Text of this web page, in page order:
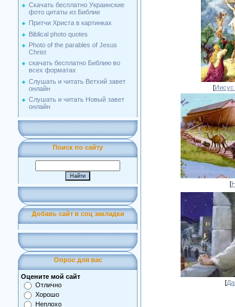
Скачать бесплатно Украинские
фото цитаты из Библии
Притчи Христа в картинках
Biblical photo quotes
Photo of the parables of Jesus
Christ
скачать бесплатно Библию во
всех форматах
Слушать и читать Ветхий завет
онлайн
Слушать и читать Новый завет
онлайн
Поиск по сайту
Добавь сайт в соц закладки
Опрос для вас
Оцените мой сайт
Отлично
Хорошо
Неплохо
[Иисус
[
[